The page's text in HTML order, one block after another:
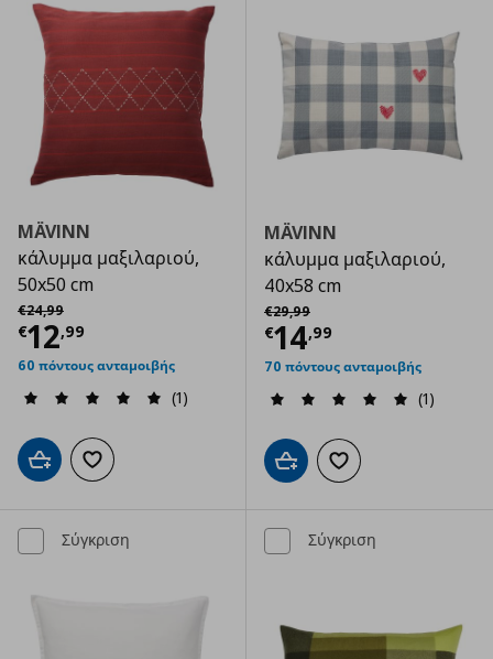
MÄVINN
κάλυμμα μαξιλαριού,
50x50 cm
€24,99
Αρχική τιμή
€12,99
Τρέχουσα τιμή € 12,99
60 πόντους ανταμοιβής
(1)
Προσθήκη στο καλάθι
Προσθήκη στα αγαπημένα
MÄVINN
κάλυμμα μαξιλαριού,
40x58 cm
€29,99
Αρχική τιμή
€14,99
Τρέχουσα
70 πόντους ανταμοιβής
(1)
Προσθήκη στο καλάθι
Προσθήκη στα
Σύγκριση Σύγκριση